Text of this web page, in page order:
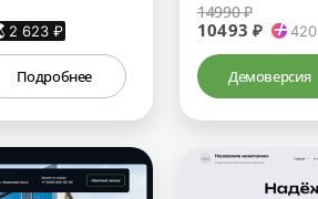
2 623 ₽
Подробнее
14990 ₽
10493 ₽ 420
Демоверсия